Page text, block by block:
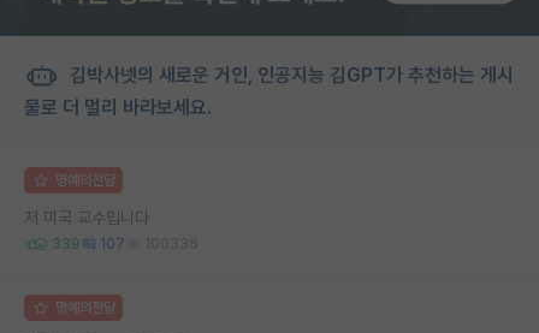
김박사넷의 새로운 거인, 인공지능 김GPT가 추천하는 게시
물로 더 멀리 바라보세요.
명예의전당
저 미국 교수입니다
339 107 100336
명예의전당